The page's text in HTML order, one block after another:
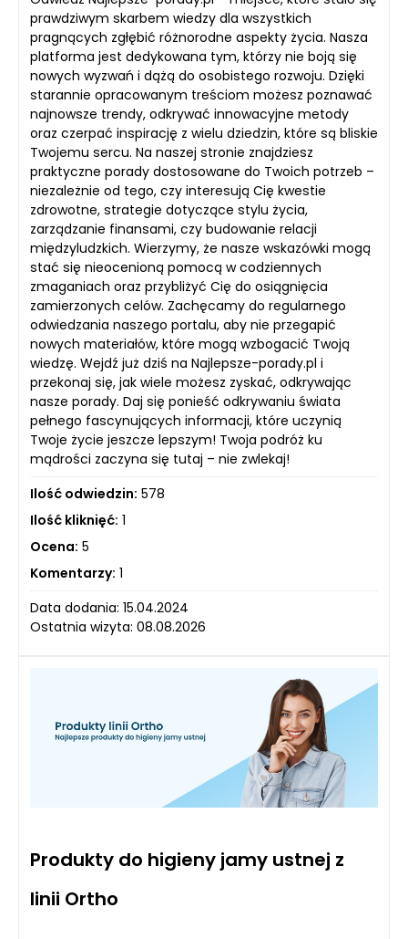
prawdziwym skarbem wiedzy dla wszystkich
pragnących zgłębić różnorodne aspekty życia. Nasza
platforma jest dedykowana tym, którzy nie boją się
nowych wyzwań i dążą do osobistego rozwoju. Dzięki
starannie opracowanym treściom możesz poznawać
najnowsze trendy, odkrywać innowacyjne metody
oraz czerpać inspirację z wielu dziedzin, które są bliskie
Twojemu sercu. Na naszej stronie znajdziesz
praktyczne porady dostosowane do Twoich potrzeb –
niezależnie od tego, czy interesują Cię kwestie
zdrowotne, strategie dotyczące stylu życia,
zarządzanie finansami, czy budowanie relacji
międzyludzkich. Wierzymy, że nasze wskazówki mogą
stać się nieocenioną pomocą w codziennych
zmaganiach oraz przybliżyć Cię do osiągnięcia
zamierzonych celów. Zachęcamy do regularnego
odwiedzania naszego portalu, aby nie przegapić
nowych materiałów, które mogą wzbogacić Twoją
wiedzę. Wejdź już dziś na Najlepsze-porady.pl i
przekonaj się, jak wiele możesz zyskać, odkrywając
nasze porady. Daj się ponieść odkrywaniu świata
pełnego fascynujących informacji, które uczynią
Twoje życie jeszcze lepszym! Twoja podróż ku
mądrości zaczyna się tutaj – nie zwlekaj!
Ilość odwiedzin: 578
Ilość kliknięć: 1
Ocena: 5
Komentarzy: 1
Data dodania: 15.04.2024
Ostatnia wizyta: 08.08.2026
Produkty do higieny jamy ustnej z
linii Ortho